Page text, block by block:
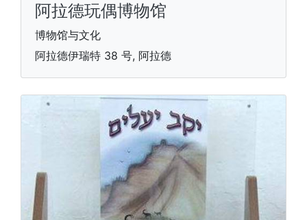
阿拉德玩偶博物馆
博物馆与文化
阿拉德伊瑞特 38 号, 阿拉德